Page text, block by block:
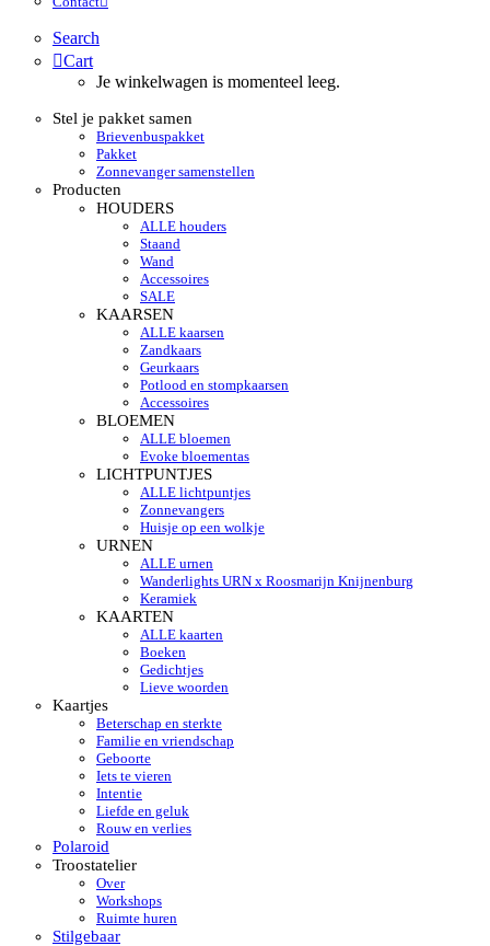
Search
Cart
Je winkelwagen is momenteel leeg.
Stel je pakket samen
Brievenbuspakket
Pakket
Zonnevanger samenstellen
Producten
HOUDERS
ALLE houders
Staand
Wand
Accessoires
SALE
KAARSEN
ALLE kaarsen
Zandkaars
Geurkaars
Potlood en stompkaarsen
Accessoires
BLOEMEN
ALLE bloemen
Evoke bloementas
LICHTPUNTJES
ALLE lichtpuntjes
Zonnevangers
Huisje op een wolkje
URNEN
ALLE urnen
Wanderlights URN x Roosmarijn Knijnenburg
Keramiek
KAARTEN
ALLE kaarten
Boeken
Gedichtjes
Lieve woorden
Kaartjes
Beterschap en sterkte
Familie en vriendschap
Geboorte
Iets te vieren
Intentie
Liefde en geluk
Rouw en verlies
Polaroid
Troostatelier
Over
Workshops
Ruimte huren
Stilgebaar